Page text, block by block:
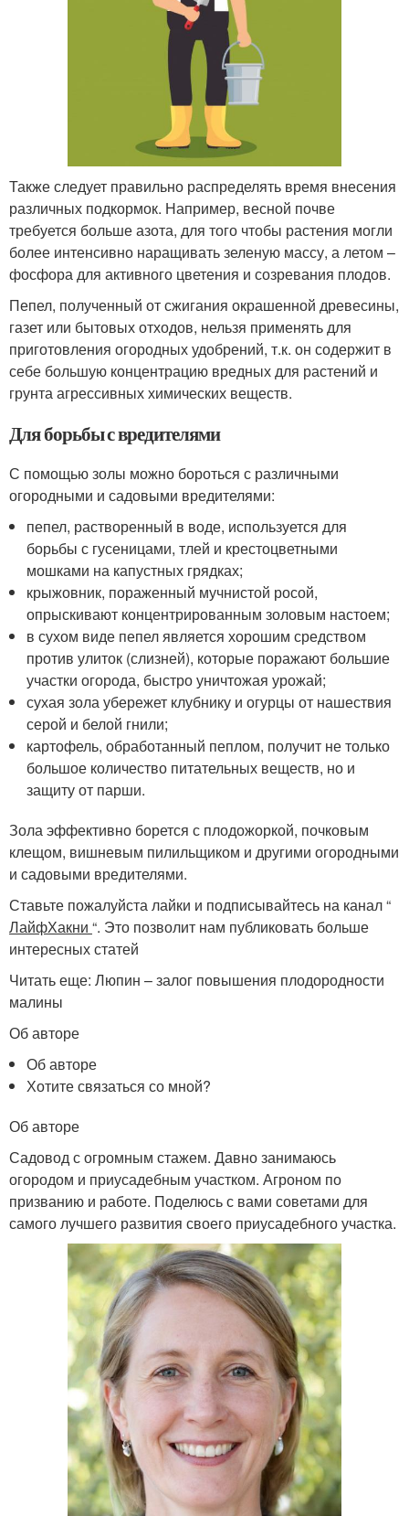
Также следует правильно распределять время внесения
различных подкормок. Например, весной почве
требуется больше азота, для того чтобы растения могли
более интенсивно наращивать зеленую массу, а летом –
фосфора для активного цветения и созревания плодов.
Пепел, полученный от сжигания окрашенной древесины,
газет или бытовых отходов, нельзя применять для
приготовления огородных удобрений, т.к. он содержит в
себе большую концентрацию вредных для растений и
грунта агрессивных химических веществ.
Для борьбы с вредителями
С помощью золы можно бороться с различными
огородными и садовыми вредителями:
пепел, растворенный в воде, используется для
борьбы с гусеницами, тлей и крестоцветными
мошками на капустных грядках;
крыжовник, пораженный мучнистой росой,
опрыскивают концентрированным золовым настоем;
в сухом виде пепел является хорошим средством
против улиток (слизней), которые поражают большие
участки огорода, быстро уничтожая урожай;
сухая зола убережет клубнику и огурцы от нашествия
серой и белой гнили;
картофель, обработанный пеплом, получит не только
большое количество питательных веществ, но и
защиту от парши.
Зола эффективно борется с плодожоркой, почковым
клещом, вишневым пилильщиком и другими огородными
и садовыми вредителями.
Ставьте пожалуйста лайки и подписывайтесь на канал “
ЛайфХакни “. Это позволит нам публиковать больше
интересных статей
Читать еще: Люпин – залог повышения плодородности
малины
Об авторе
Об авторе
Хотите связаться со мной?
Об авторе
Садовод с огромным стажем. Давно занимаюсь
огородом и приусадебным участком. Агроном по
призванию и работе. Поделюсь с вами советами для
самого лучшего развития своего приусадебного участка.